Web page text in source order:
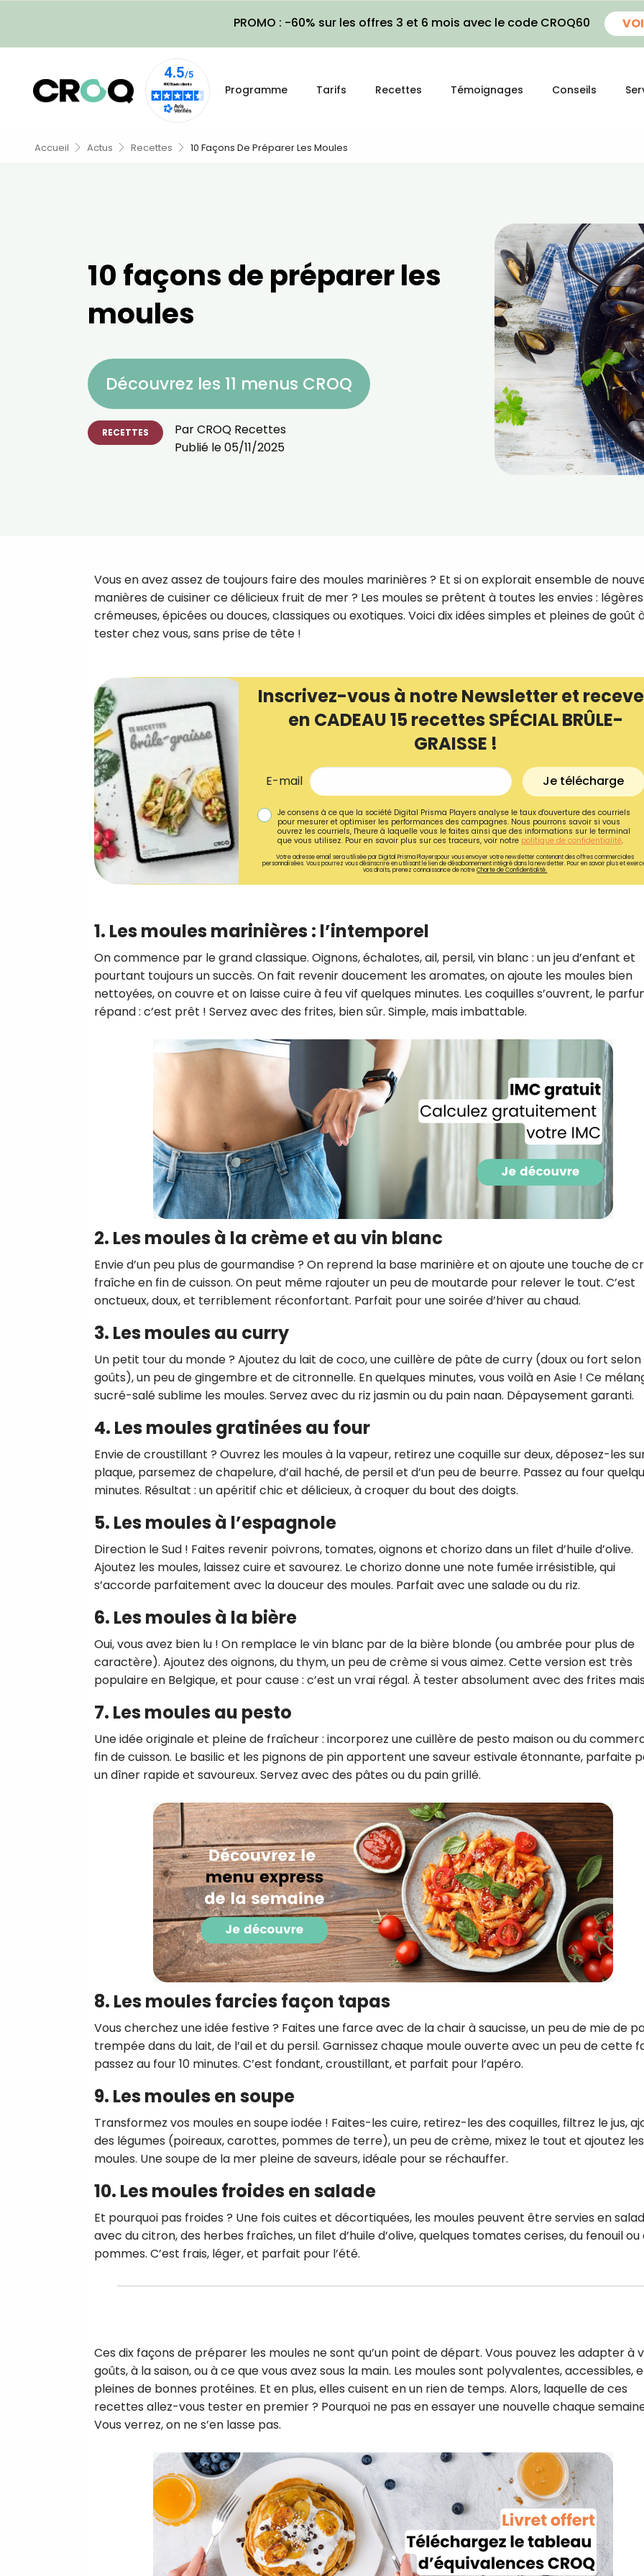
PROMO : -60% sur les offres 3 et 6 mois avec le code CROQ60
Programme Tarifs Recettes Témoignages Conseils
Accueil Actus Recettes 10 Façons De Préparer Les Moules
10 façons de préparer les
moules
Découvrez les 11 menus CROQ
RECETTES ParCROQ Recettes
Publié le05/11/2025
Vous en avez assez de toujours faire des moules marinières ? Et si on explorait ensemble de
manières de cuisiner ce délicieux fruit de mer ? Les moules se prêtent à toutes les envies :
crémeuses, épicées ou douces, classiques ou exotiques. Voici dix idées simples et pleines de goût
tester chez vous, sans prise de tête !
Inscrivez-vous à notre Newsletter et
en CADEAU 15 recettes SPÉCIAL BRÛLE-
GRAISSE !
E-mail Je télécharge
Je consens à ce que la société Digital Prisma Players analyse le taux d'ouverture des courriels
pour mesurer et optimiser les performances des campagnes. Nous pourrons savoir si vous
ouvrez les courriels, l'heure à laquelle vous le faites ainsi que des informations sur le terminal
que vous utilisez. Pour en savoir plus sur ces traceurs, voir notre politique de confidentialité.
Votre adresse email sera utilisée par Digital Prisma Playerspour vous envoyer votre newsletter contenant des offres commerciales
personnalisées. Vous pourrez vous désinscrire en utilisant le lien de désabonnement intégré dans la newsletter. Pour en savoir plus et
vos droits, prenez connaissance de notreCharte de Confidentialité.
1. Les moules marinières : l’intemporel
On commence par le grand classique. Oignons, échalotes, ail, persil, vin blanc : un jeu d’enfant et
pourtant toujours un succès. On fait revenir doucement les aromates, on ajoute les moules bien
nettoyées, on couvre et on laisse cuire à feu vif quelques minutes. Les coquilles s’ouvrent, le
répand : c’est prêt ! Servez avec des frites, bien sûr. Simple, mais imbattable.
2. Les moules à la crème et au vin blanc
Envie d’un peu plus de gourmandise ? On reprend la base marinière et on ajoute une touche de
fraîche en fin de cuisson. On peut même rajouter un peu de moutarde pour relever le tout. C’est
onctueux, doux, et terriblement réconfortant. Parfait pour une soirée d’hiver au chaud.
3. Les moules au curry
Un petit tour du monde ? Ajoutez du lait de coco, une cuillère de pâte de curry (doux ou fort selon
goûts), un peu de gingembre et de citronnelle. En quelques minutes, vous voilà en Asie ! Ce
sucré-salé sublime les moules. Servez avec du riz jasmin ou du pain naan. Dépaysement garanti.
4. Les moules gratinées au four
Envie de croustillant ? Ouvrez les moules à la vapeur, retirez une coquille sur deux, déposez-les
plaque, parsemez de chapelure, d’ail haché, de persil et d’un peu de beurre. Passez au four
minutes. Résultat : un apéritif chic et délicieux, à croquer du bout des doigts.
5. Les moules à l’espagnole
Direction le Sud ! Faites revenir poivrons, tomates, oignons et chorizo dans un filet d’huile d’olive.
Ajoutez les moules, laissez cuire et savourez. Le chorizo donne une note fumée irrésistible, qui
s’accorde parfaitement avec la douceur des moules. Parfait avec une salade ou du riz.
6. Les moules à la bière
Oui, vous avez bien lu ! On remplace le vin blanc par de la bière blonde (ou ambrée pour plus de
caractère). Ajoutez des oignons, du thym, un peu de crème si vous aimez. Cette version est très
populaire en Belgique, et pour cause : c’est un vrai régal. À tester absolument avec des frites
7. Les moules au pesto
Une idée originale et pleine de fraîcheur : incorporez une cuillère de pesto maison ou du
fin de cuisson. Le basilic et les pignons de pin apportent une saveur estivale étonnante, parfaite
un dîner rapide et savoureux. Servez avec des pâtes ou du pain grillé.
8. Les moules farcies façon tapas
Vous cherchez une idée festive ? Faites une farce avec de la chair à saucisse, un peu de mie de
trempée dans du lait, de l’ail et du persil. Garnissez chaque moule ouverte avec un peu de cette
passez au four 10 minutes. C’est fondant, croustillant, et parfait pour l’apéro.
9. Les moules en soupe
Transformez vos moules en soupe iodée ! Faites-les cuire, retirez-les des coquilles, filtrez le jus,
des légumes (poireaux, carottes, pommes de terre), un peu de crème, mixez le tout et ajoutez les
moules. Une soupe de la mer pleine de saveurs, idéale pour se réchauffer.
10. Les moules froides en salade
Et pourquoi pas froides ? Une fois cuites et décortiquées, les moules peuvent être servies en
avec du citron, des herbes fraîches, un filet d’huile d’olive, quelques tomates cerises, du fenouil ou
pommes. C’est frais, léger, et parfait pour l’été.
Ces dix façons de préparer les moules ne sont qu’un point de départ. Vous pouvez les adapter à
goûts, à la saison, ou à ce que vous avez sous la main. Les moules sont polyvalentes, accessibles,
pleines de bonnes protéines. Et en plus, elles cuisent en un rien de temps. Alors, laquelle de ces
recettes allez-vous tester en premier ? Pourquoi ne pas en essayer une nouvelle chaque
Vous verrez, on ne s’en lasse pas.
Recevez
Ainsi que la newsletter
CROQ.
Je consens à ce que la société
Prisma Players analyse le taux
des courriels pour mesurer et
performances des campagnes.
utilisez. Pour en savoir plus sur ces
voir notre politique de
Je reçois mon cadeau !
envoyer votre newsletter contenant des offres
personnalisées. Vous pourrez vous désinscrire en
désabonnement intégré dans la newsletter. Pour en
exercer vos droits, prenez connaissance de notre
Confidentialité